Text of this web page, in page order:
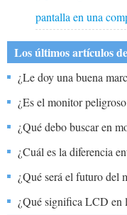
pantalla en una
Los últimos artículos
¿Le doy una buena
¿Es el monitor
¿Qué debo buscar en
¿Cuál es la diferencia
¿Qué será el futuro del
¿Qué significa LCD en